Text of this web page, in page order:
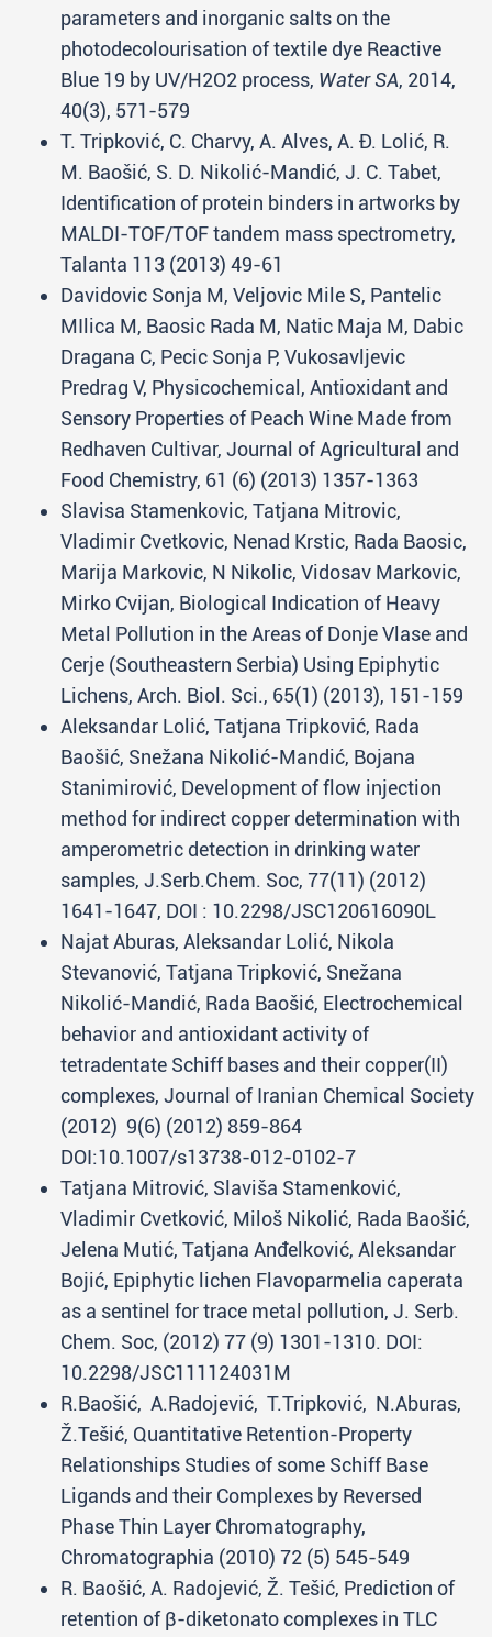
parameters and inorganic salts on the
photodecolourisation of textile dye Reactive
Blue 19 by UV/H2O2 process, Water SA, 2014,
40(3), 571-579
T. Tripković, C. Charvy, A. Alves, A. Đ. Lolić, R.
M. Baošić, S. D. Nikolić-Mandić, J. C. Tabet,
Identification of protein binders in artworks by
MALDI-TOF/TOF tandem mass spectrometry,
Talanta 113 (2013) 49-61
Davidovic Sonja M, Veljovic Mile S, Pantelic
MIlica M, Baosic Rada M, Natic Maja M, Dabic
Dragana C, Pecic Sonja P, Vukosavljevic
Predrag V, Physicochemical, Antioxidant and
Sensory Properties of Peach Wine Made from
Redhaven Cultivar, Journal of Agricultural and
Food Chemistry, 61 (6) (2013) 1357-1363
Slavisa Stamenkovic, Tatjana Mitrovic,
Vladimir Cvetkovic, Nenad Krstic, Rada Baosic,
Marija Markovic, N Nikolic, Vidosav Markovic,
Mirko Cvijan, Biological Indication of Heavy
Metal Pollution in the Areas of Donje Vlase and
Cerje (Southeastern Serbia) Using Epiphytic
Lichens, Arch. Biol. Sci., 65(1) (2013), 151-159
Aleksandar Lolić, Tatjana Tripković, Rada
Baošić, Snežana Nikolić-Mandić, Bojana
Stanimirović, Development of flow injection
method for indirect copper determination with
amperometric detection in drinking water
samples, J.Serb.Chem. Soc, 77(11) (2012)
1641-1647, DOI : 10.2298/JSC120616090L
Najat Aburas, Aleksandar Lolić, Nikola
Stevanović, Tatjana Tripković, Snežana
Nikolić-Mandić, Rada Baošić, Electrochemical
behavior and antioxidant activity of
tetradentate Schiff bases and their copper(II)
complexes, Journal of Iranian Chemical Society
(2012) 9(6) (2012) 859-864
DOI:10.1007/s13738-012-0102-7
Tatjana Mitrović, Slaviša Stamenković,
Vladimir Cvetković, Miloš Nikolić, Rada Baošić,
Jelena Mutić, Tatjana Anđelković, Aleksandar
Bojić, Epiphytic lichen Flavoparmelia caperata
as a sentinel for trace metal pollution, J. Serb.
Chem. Soc, (2012) 77 (9) 1301-1310. DOI:
10.2298/JSC111124031M
R.Baošić, A.Radojević, T.Tripković, N.Aburas,
Ž.Tešić, Quantitative Retention-Property
Relationships Studies of some Schiff Base
Ligands and their Complexes by Reversed
Phase Thin Layer Chromatography,
Chromatographia (2010) 72 (5) 545-549
R. Baošić, A. Radojević, Ž. Tešić, Prediction of
retention of β-diketonato complexes in TLC